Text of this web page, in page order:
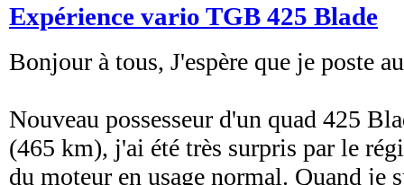
Expérience vario TGB 425 Blade
Bonjour à tous, J'espère que je poste
Nouveau possesseur d'un quad 425
(465 km), j'ai été très surpris par le
du moteur en usage normal. Quand je